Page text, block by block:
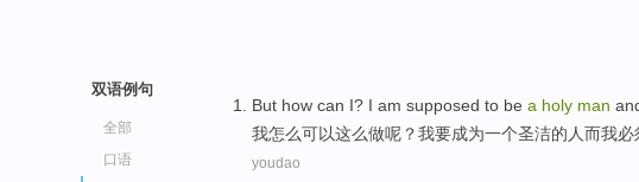
双语例句
全部
口语
But how can I? I am supposed to be a holy man
我怎么可以这么做呢？我要成为一个圣洁的 人而我必
youdao